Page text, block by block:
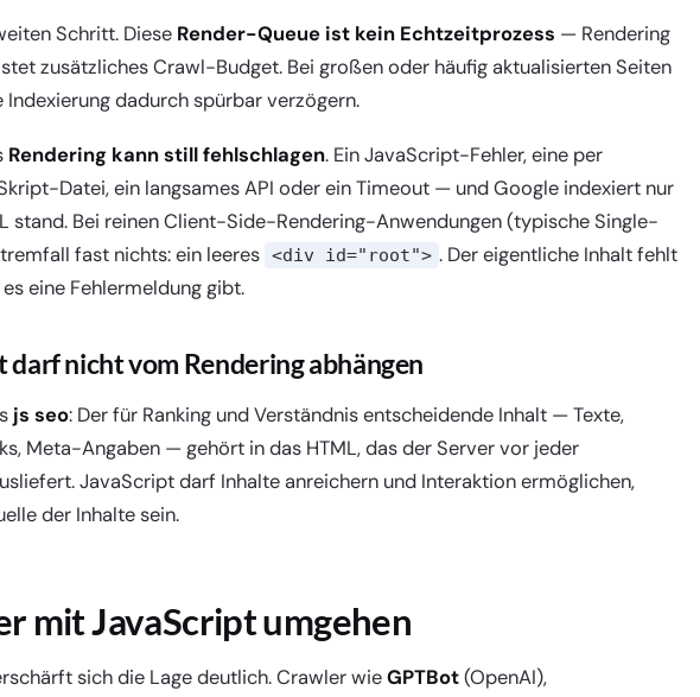
Schritt. Diese Render-Queue ist kein Echtzeitprozess — Rendering
zusätzliches Crawl-Budget. Bei großen oder häufig aktualisierten Seiten
dadurch spürbar verzögern.
Rendering kann still fehlschlagen. Ein JavaScript-Fehler, eine per
Datei, ein langsames API oder ein Timeout — und Google indexiert nur
stand. Bei reinen Client-Side-Rendering-Anwendungen (typische Single-
fast nichts: ein leeres <div id="root"> . Der eigentliche Inhalt fehlt
eine Fehlermeldung gibt.
darf nicht vom Rendering abhängen
js seo: Der für Ranking und Verständnis entscheidende Inhalt — Texte,
Meta-Angaben — gehört in das HTML, das der Servervor jeder
JavaScript darf Inhalte anreichern und Interaktion ermöglichen,
der Inhalte sein.
mit JavaScript umgehen
sich die Lage deutlich. Crawler wieGPTBot(OpenAI),